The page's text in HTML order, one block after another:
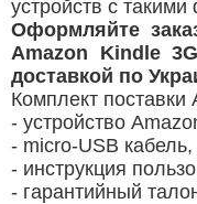
устройств с
Оформляйте
Amazon Kindle
доставкой по
Комплект
- устройство
- micro-USB кабель,
- инструкция
- гарантийный